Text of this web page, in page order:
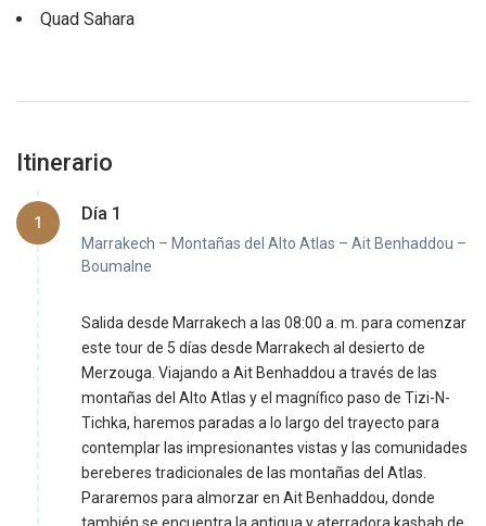
Quad Sahara
Itinerario
1 Día 1
Marrakech – Montañas del Alto Atlas – Ait Benhaddou –
Boumalne
Salida desde Marrakech a las 08:00 a. m. para comenzar
este tour de 5 días desde Marrakech al desierto de
Merzouga. Viajando a Ait Benhaddou a través de las
montañas del Alto Atlas y el magnífico paso de Tizi-N-
Tichka, haremos paradas a lo largo del trayecto para
contemplar las impresionantes vistas y las comunidades
bereberes tradicionales de las montañas del Atlas.
Pararemos para almorzar en Ait Benhaddou, donde